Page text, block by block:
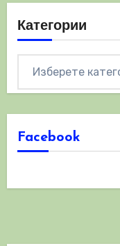
Категории
Facebook